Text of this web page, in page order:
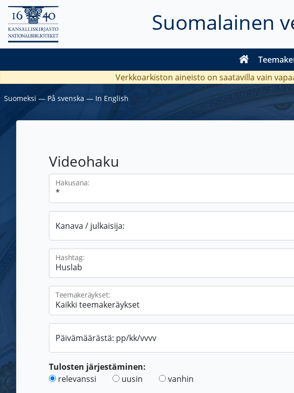
Suomalainen
Verkkoarkiston aineisto on saatavilla vain
Suomeksi ― På svenska ― In English
Videohaku
Hakusana:
Kanava / julkaisija:
Hashtag:
Teemakeräykset:
Päivämäärästä: pp/kk/vvvv
Tulosten järjestäminen:
relevanssi
uusin vanhin